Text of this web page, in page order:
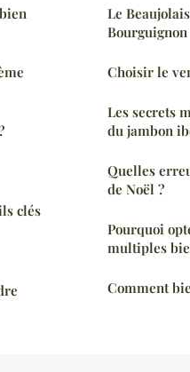
clés
Le
Bourguignon
Choisir le
Les secrets
du jambon
Quelles
de Noël ?
Pourquoi
multiples
Comment